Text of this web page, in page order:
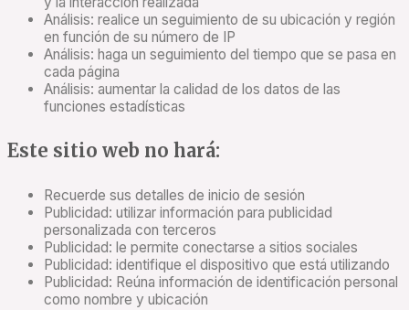
Análisis: realice un seguimiento de su ubicación y región
en función de su número de IP
Análisis: haga un seguimiento del tiempo que se pasa en
cada página
Análisis: aumentar la calidad de los datos de las
funciones estadísticas
Este sitio web no hará:
Recuerde sus detalles de inicio de sesión
Publicidad: utilizar información para publicidad
personalizada con terceros
Publicidad: le permite conectarse a sitios sociales
Publicidad: identifique el dispositivo que está utilizando
Publicidad: Reúna información de identificación personal
como nombre y ubicación